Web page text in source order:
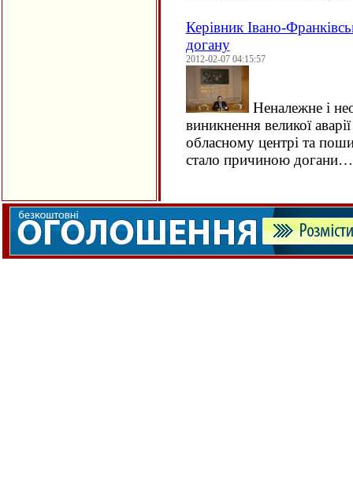
Керівник Івано-
догану
2012-02-07 04:15:57
Неналежне і
виникнення великої
обласному центрі та
стало причиною догани…